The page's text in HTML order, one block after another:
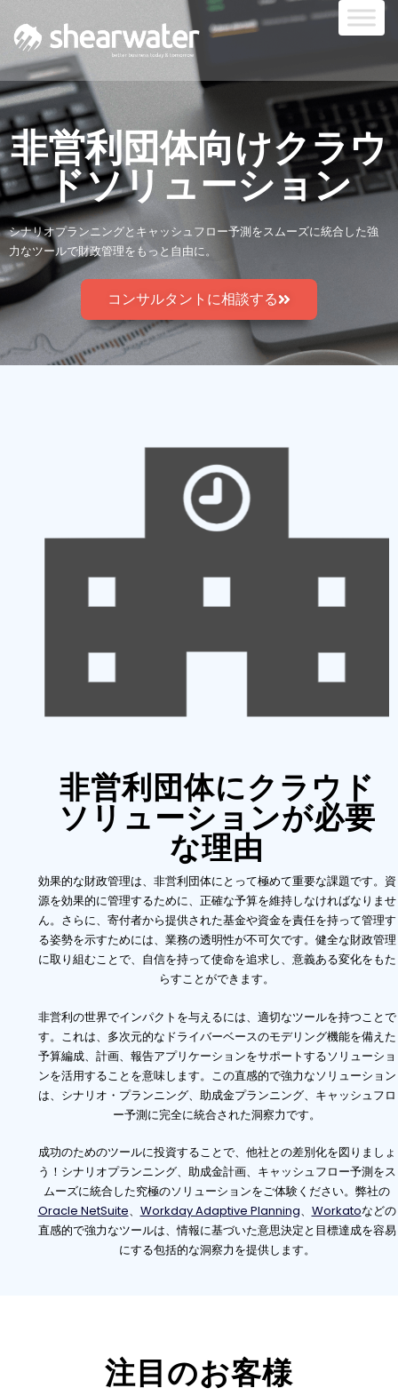
非営利団体向けクラウ
ドソリューション
シナリオプランニングとキャッシュフロー予測をスムーズに統合した強
力なツールで財政管理をもっと自由に。
コンサルタントに相談する
非営利団体にクラウド
ソリューションが必要
な理由
効果的な財政管理は、非営利団体にとって極めて重要な課題です。資
源を効果的に管理するために、正確な予算を維持しなければなりませ
ん。さらに、寄付者から提供された基金や資金を責任を持って管理す
る姿勢を示すためには、業務の透明性が不可欠です。健全な財政管理
に取り組むことで、自信を持って使命を追求し、意義ある変化をもた
らすことができます。
非営利の世界でインパクトを与えるには、適切なツールを持つことで
す。これは、多次元的なドライバーベースのモデリング機能を備えた
予算編成、計画、報告アプリケーションをサポートするソリューショ
ンを活用することを意味します。この直感的で強力なソリューション
は、シナリオ・プランニング、助成金プランニング、キャッシュフロ
ー予測に完全に統合された洞察力です。
成功のためのツールに投資することで、他社との差別化を図りましょ
う！シナリオプランニング、助成金計画、キャッシュフロー予測をス
ムーズに統合した究極のソリューションをご体験ください。弊社の
Oracle NetSuite、 Workday Adaptive Planning、 Workatoなどの
直感的で強力なツールは、情報に基づいた意思決定と目標達成を容易
にする包括的な洞察力を提供します。
注目のお客様